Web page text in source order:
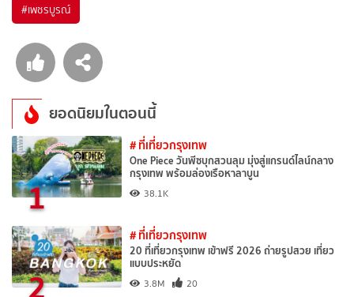
#เพชรบูรณ์
ยอดนิยมในตอนนี้
1
# ที่เที่ยวกรุงเทพ
One Piece วันพีซบุกสวนลุม มุ่งสู่แกรนด์ไลน์กลาง
กรุงเทพ พร้อมล่องเรือหาลาบูน
38.1K
# ที่เที่ยวกรุงเทพ
20 ที่เที่ยวกรุงเทพ เข้าฟรี 2026 ถ่ายรูปสวย เที่ยว
แบบประหยัด
3.8M 20